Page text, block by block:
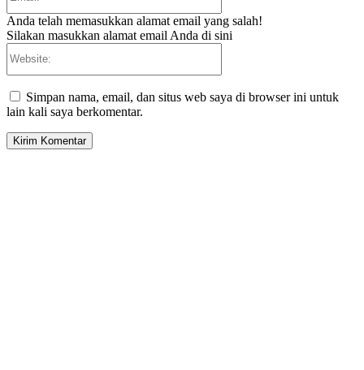
Anda telah memasukkan alamat email yang salah!
Silakan masukkan alamat email Anda di sini
Simpan nama, email, dan situs web saya di browser ini untuk
lain kali saya berkomentar.